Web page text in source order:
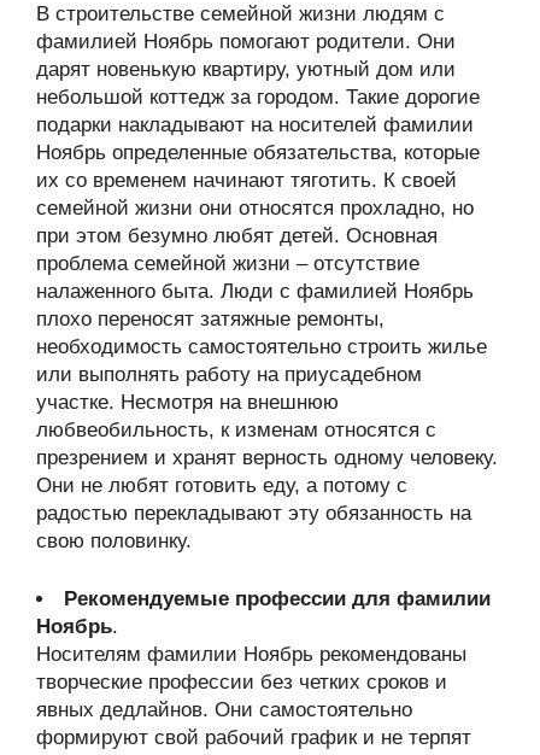
В строительстве семейной жизни людям с
фамилией Ноябрь помогают родители. Они
дарят новенькую квартиру, уютный дом или
небольшой коттедж за городом. Такие дорогие
подарки накладывают на носителей фамилии
Ноябрь определенные обязательства, которые
их со временем начинают тяготить. К своей
семейной жизни они относятся прохладно, но
при этом безумно любят детей. Основная
проблема семейной жизни – отсутствие
налаженного быта. Люди с фамилией Ноябрь
плохо переносят затяжные ремонты,
необходимость самостоятельно строить жилье
или выполнять работу на приусадебном
участке. Несмотря на внешнюю
любвеобильность, к изменам относятся с
презрением и хранят верность одному человеку.
Они не любят готовить еду, а потому с
радостью перекладывают эту обязанность на
свою половинку.
Рекомендуемые профессии для фамилии
Ноябрь.
Носителям фамилии Ноябрь рекомендованы
творческие профессии без четких сроков и
явных дедлайнов. Они самостоятельно
формируют свой рабочий график и не терпят